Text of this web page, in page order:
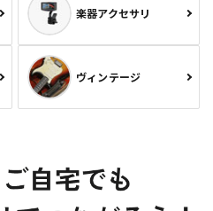
楽器アクセサリ
ヴィンテージ